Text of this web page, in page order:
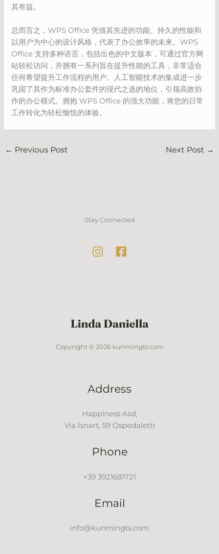
其有益。
总而言之，WPS Office 凭借其先进的功能、持久的性能和
以用户为中心的设计风格，代表了办公效率的未来。WPS
Office 支持多种语言，包括出色的中文版本，可通过官方网
站轻松访问，并拥有一系列旨在提升性能的工具，非常适合
任何希望提升工作流程的用户。人工智能技术的集成进一步
巩固了其作为标准办公套件的现代之选的地位，引领高效协
作的办公模式。拥抱 WPS Office 的强大功能，将您的日常
工作转化为轻松愉悦的体验。
← Previous Post Next Post →
Stay Connected
Copyright © 2026 kunmingts.com
Address
Happiness Asd,
Via Isnart, 59 Ospedaletti
Phone
+39 3921681721
Email
info@kunmingts.com